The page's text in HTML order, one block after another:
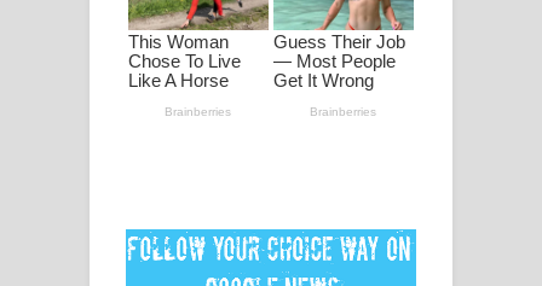
පද පෙළ
DEAR GOD Song Lyrics - ඩියර් ගෝඩ්
මනමාල කතා ගීතයේ පද පෙළ